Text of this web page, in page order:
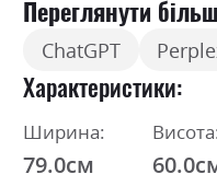
Переглянути
ChatGPT
Характеристики
Ширина:
79.0см
Висота: